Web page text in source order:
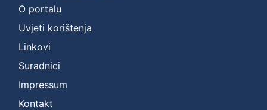
O portalu
Uvjeti korištenja
Linkovi
Suradnici
Impressum
Kontakt